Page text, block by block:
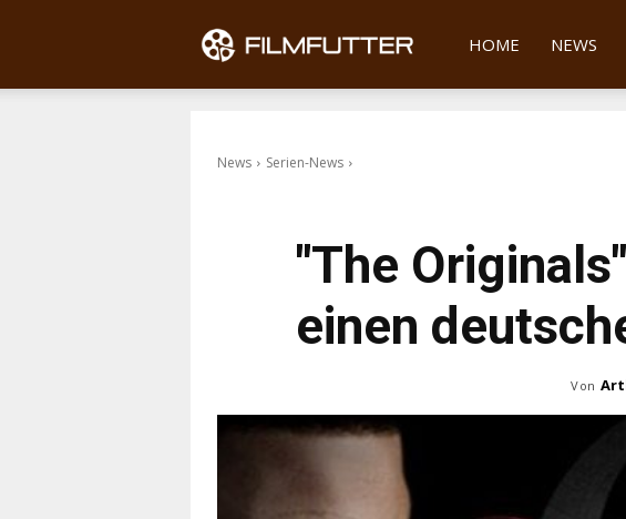
Filmfutter
HOME NEWS
News Serien-News
"The
einen
Von